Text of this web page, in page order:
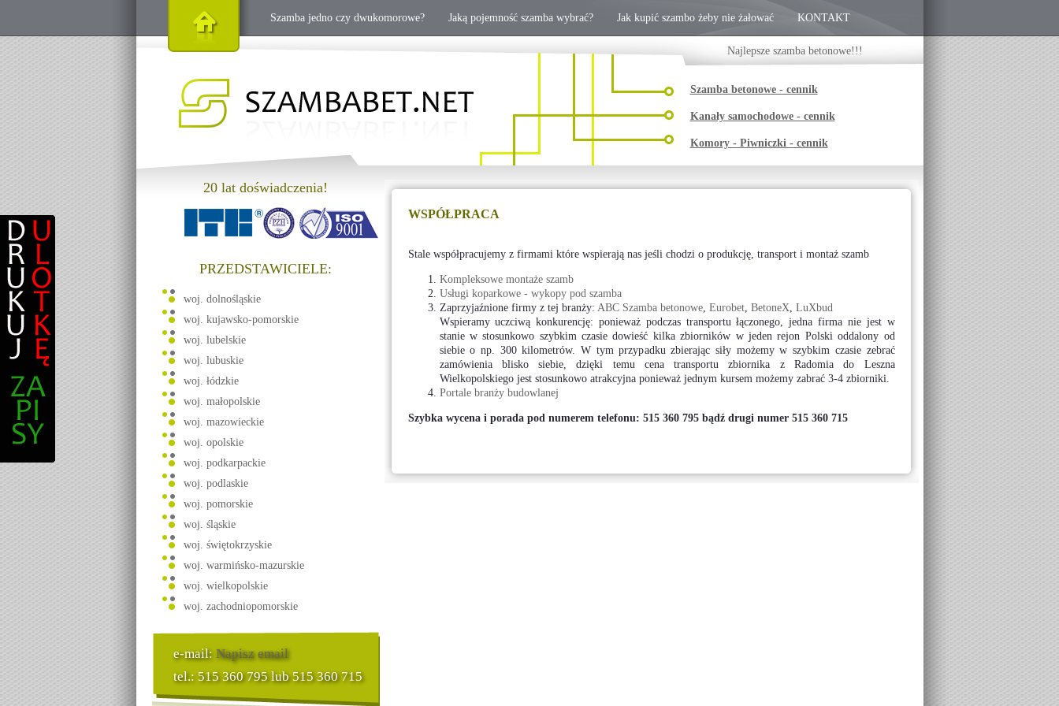
Szamba jedno czy dwukomorowe? Jaką pojemność szamba wybrać? Jak kupić szambo żeby nie żałować KONTAKT
Najlepsze szamba betonowe!!!
Szamba betonowe - cennik
Kanały samochodowe - cennik
Komory - Piwniczki - cennik
20 lat doświadczenia!
PRZEDSTAWICIELE:
woj. dolnośląskie
woj. kujawsko-pomorskie
woj. lubelskie
woj. lubuskie
woj. łódzkie
woj. małopolskie
woj. mazowieckie
woj. opolskie
woj. podkarpackie
woj. podlaskie
woj. pomorskie
woj. śląskie
woj. świętokrzyskie
woj. warmińsko-mazurskie
woj. wielkopolskie
woj. zachodniopomorskie
e-mail: Napisz email
tel.: 515 360 795 lub 515 360 715
WSPÓŁPRACA
Stale współpracujemy z firmami które wspierają nas jeśli chodzi o produkcję, transport i montaż szamb
Kompleksowe montaże szamb
Usługi koparkowe - wykopy pod szamba
Zaprzyjaźnione firmy z tej branży: ABC Szamba betonowe, Eurobet, BetoneX, LuXbud
Wspieramy uczciwą konkurencję: ponieważ podczas transportu łączonego, jedna firma nie jest w
stanie w stosunkowo szybkim czasie dowieść kilka zbiorników w jeden rejon Polski oddalony od
siebie o np. 300 kilometrów. W tym przypadku zbierając siły możemy w szybkim czasie zebrać
zamówienia blisko siebie, dzięki temu cena transportu zbiornika z Radomia do Leszna
Wielkopolskiego jest stosunkowo atrakcyjna ponieważ jednym kursem możemy zabrać 3-4 zbiorniki.
Portale branży budowlanej
Szybka wycena i porada pod numerem telefonu: 515 360 795 bądź drugi numer 515 360 715